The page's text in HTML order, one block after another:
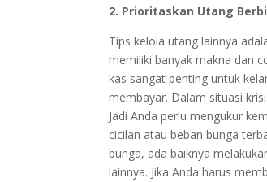
2. Prioritaskan Utang
Tips kelola utang lainnya
memiliki banyak makna dan
kas sangat penting untuk
membayar. Dalam situasi
Jadi Anda perlu mengukur
cicilan atau beban bunga
bunga, ada baiknya
lainnya. Jika Anda harus